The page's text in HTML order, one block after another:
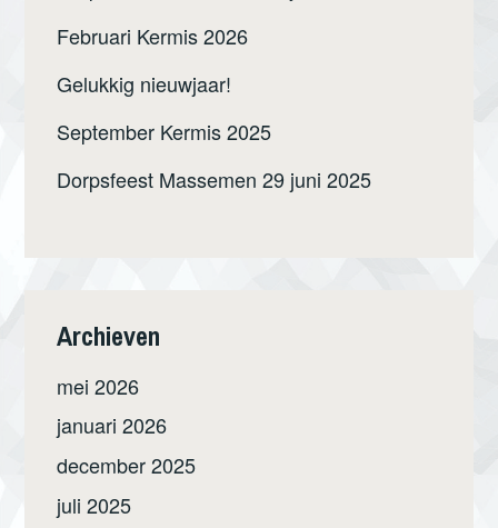
Februari Kermis 2026
Gelukkig nieuwjaar!
September Kermis 2025
Dorpsfeest Massemen 29 juni 2025
Archieven
mei 2026
januari 2026
december 2025
juli 2025